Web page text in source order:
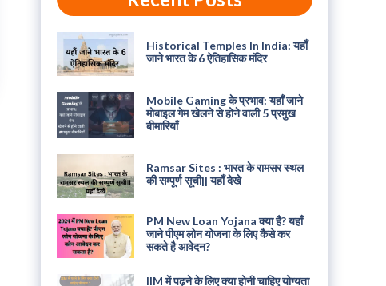
Historical Temples In India: यहाँ
जाने भारत के 6 ऐतिहासिक मंदिर
Mobile Gaming के प्रभाव: यहाँ जाने
मोबाइल गेम खेलने से होने वाली 5 प्रमुख
बीमारियाँ
Ramsar Sites : भारत के रामसर स्थल
की सम्पूर्ण सूची|| यहाँ देखे
PM New Loan Yojana क्या है? यहाँ
जाने पीएम लोन योजना के लिए कैसे कर
सकते है आवेदन?
IIM में पढ़ने के लिए क्या होनी चाहिए योग्यता